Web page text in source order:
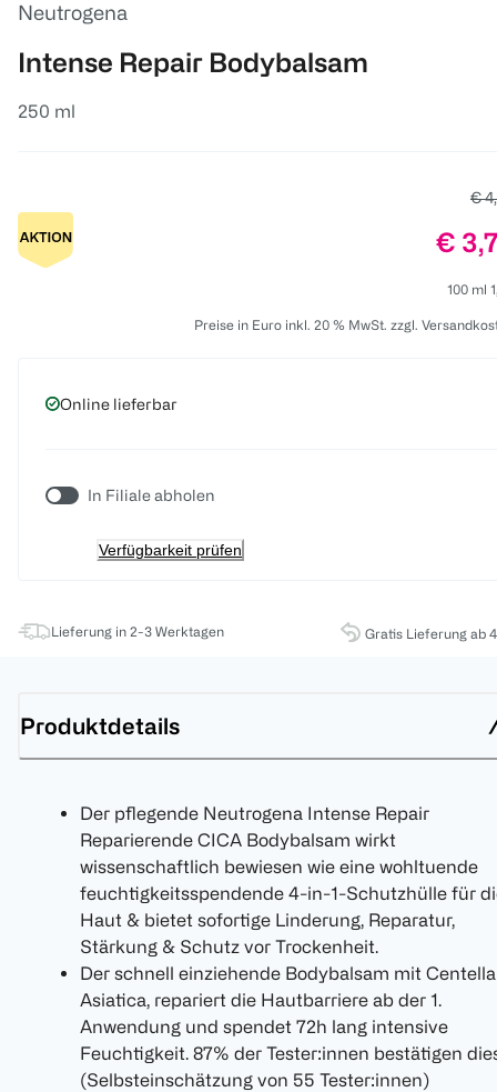
Neutrogena
Intense Repair Bodybalsam
250 ml
€
€
100 ml
Preise in Euro inkl. 20 % MwSt. zzgl.
Online lieferbar
In Filiale abholen
Verfügbarkeit prüfen
Lieferung in 2-3 Werktagen Gratis Lieferung ab
Produktdetails
Der pflegende Neutrogena Intense Repair
Reparierende CICA Bodybalsam wirkt
wissenschaftlich bewiesen wie eine wohltuende
feuchtigkeitsspendende 4-in-1-Schutzhülle für
Haut & bietet sofortige Linderung, Reparatur,
Stärkung & Schutz vor Trockenheit.
Der schnell einziehende Bodybalsam mit Centella
Asiatica, repariert die Hautbarriere ab der 1.
Anwendung und spendet 72h lang intensive
Feuchtigkeit. 87% der Tester:innen bestätigen
(Selbsteinschätzung von 55 Tester:innen)